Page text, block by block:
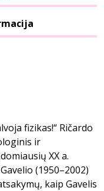
fizikas!“ Ričardo
ir
XX a.
(1950–2002)
kaip Gavelis